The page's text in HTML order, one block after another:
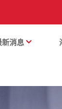
新消息